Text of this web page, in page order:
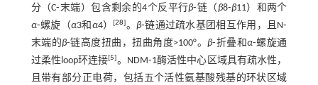
分（C⁃末端）包含剩余的4个反平行β⁃链（β8⁃β11）和两个
α⁃螺旋（α3和 α4）[28]。 β⁃链通过疏水基团相互作用，且N⁃
末端的β⁃链高度扭曲，扭曲角度>100°。β⁃折叠和α⁃螺旋通
过柔性loop环连接[5]。NDM⁃1酶活性中心区域具有疏水性，
且带有部分正电荷，包括五个活性氨基酸残基的环状区域